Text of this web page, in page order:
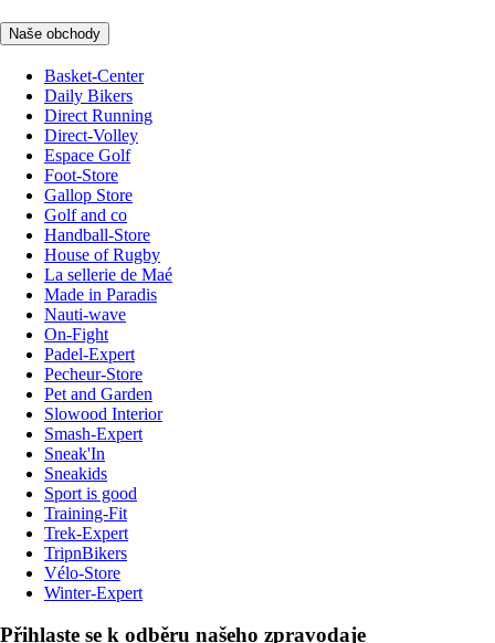
Naše obchody
Basket-Center
Daily Bikers
Direct Running
Direct-Volley
Espace Golf
Foot-Store
Gallop Store
Golf and co
Handball-Store
House of Rugby
La sellerie de Maé
Made in Paradis
Nauti-wave
On-Fight
Padel-Expert
Pecheur-Store
Pet and Garden
Slowood Interior
Smash-Expert
Sneak'In
Sneakids
Sport is good
Training-Fit
Trek-Expert
TripnBikers
Vélo-Store
Winter-Expert
Přihlaste se k odběru našeho zpravodaje